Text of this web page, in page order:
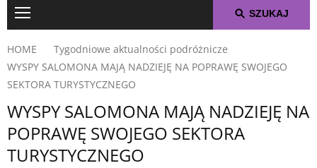
Spanish
French
TYGODNIOWE AKTUALNOŚCI PODRÓŻNICZE
PODRÓŻNICZA TOP 10-TKA
KOMUNIKATY PRASOWE
SZUKAJ
HOME
Tygodniowe aktualności podróżnicze
WYSPY SALOMONA MAJĄ NADZIEJĘ NA POPRAWĘ SWOJEGO
SEKTORA TURYSTYCZNEGO
WYSPY SALOMONA MAJĄ NADZIEJĘ NA
POPRAWĘ SWOJEGO SEKTORA
TURYSTYCZNEGO